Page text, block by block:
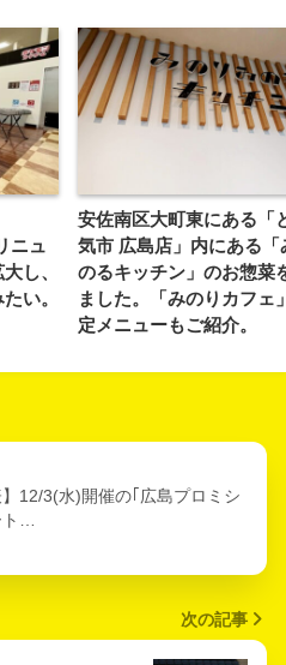
ニュ
し、
い。
安佐南区大町東にある「
気市 広島店」内にある「
のるキッチン」のお惣菜
ました。「みのりカフェ
定メニューもご紹介。
】12/3(水)開催の｢広島プロミシ
…
次の記事